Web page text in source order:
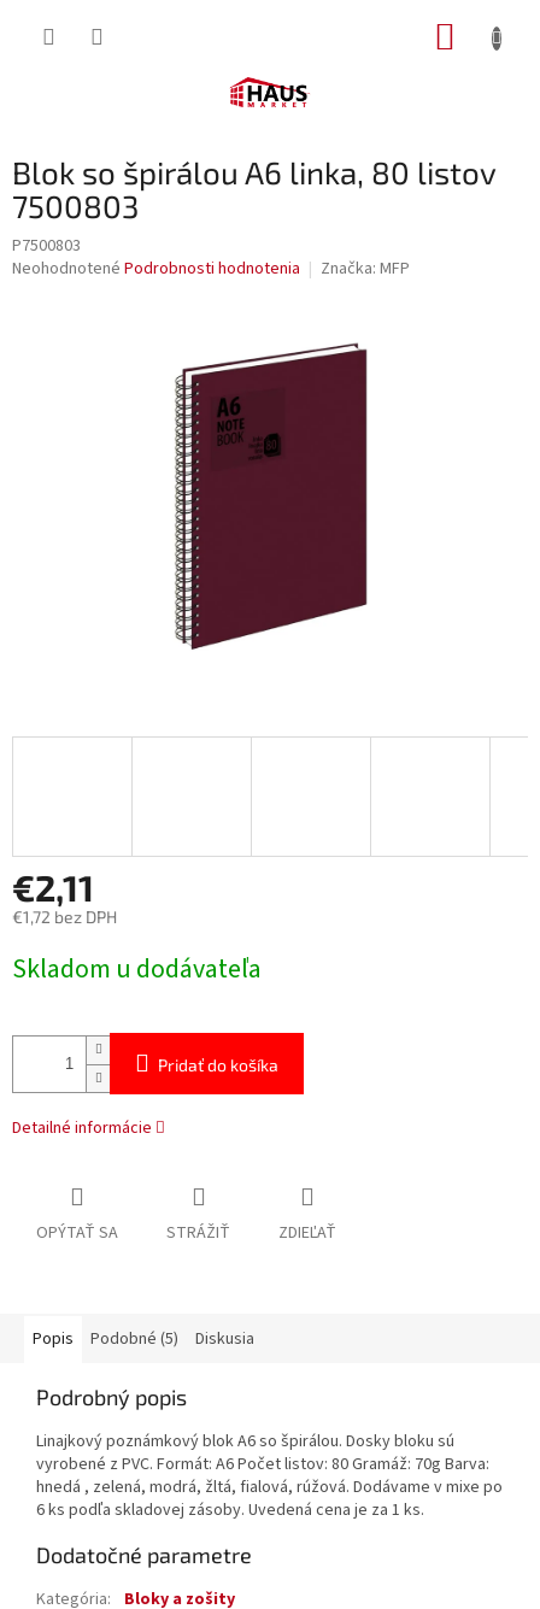
Blok so špirálou A6 linka, 80 listov
7500803
P7500803
Priemerné
Neohodnotené Podrobnosti hodnotenia Značka: MFP
€2,11
€1,72 bez DPH
cena:
Skladom u dodávateľa
Pridať do košíka
Detailné informácie
OPÝTAŤ SA STRÁŽIŤ ZDIEĽAŤ
Popis Podobné (5) Diskusia
Podrobný popis
Linajkový poznámkový blok A6 so špirálou. Dosky bloku sú
vyrobené z PVC. Formát: A6 Počet listov: 80 Gramáž: 70g Barva:
hnedá , zelená, modrá, žltá, fialová, rúžová. Dodávame v mixe po
6 ks podľa skladovej zásoby. Uvedená cena je za 1 ks.
Dodatočné parametre
Kategória:
Bloky a zošity